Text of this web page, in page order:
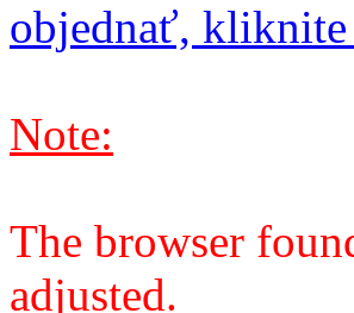
objednať, kliknite
Note:
The browser
adjusted.